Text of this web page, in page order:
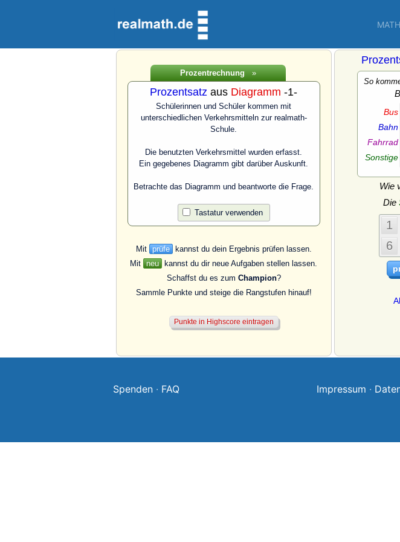
Prozentrechnung»
Prozentsatzaus Diagramm -1-
Schülerinnen und Schüler kommen mit
unterschiedlichen Verkehrsmitteln zur realmath-
Schule.
Die benutzten Verkehrsmittel wurden erfasst.
Ein gegebenes Diagramm gibt darüber Auskunft.
Betrachte das Diagramm und beantworte die Frage.
Tastatur verwenden
Mit prüfe kannst du dein Ergebnis prüfen lassen.
Mit neu kannst du dir neue Aufgaben stellen lassen.
Schaffst du es zum Champion?
Sammle Punkte und steige die Rangstufen hinauf!
So
Wie
Die
Spenden · FAQ Impressum ·